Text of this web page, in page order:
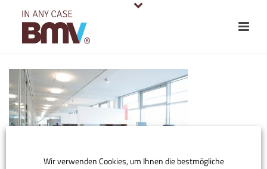
Wir verwenden Cookies, um Ihnen die bestmögliche